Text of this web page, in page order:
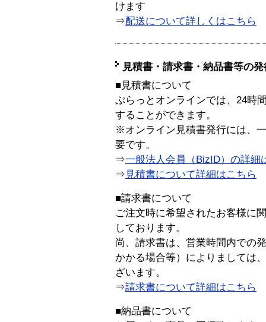
けます
⇒配送について詳しくはこちら
見積書・請求書・納品書等の
■見積書について
ぷらっとオンラインでは、24時
することができます。
※オンライン見積書発行には、
要です。
⇒一般法人会員（BizID）の詳細
⇒ 見積書について詳細はこちら
■請求書について
ご注文時に希望されたお客様に
しております。
尚、請求書は、営業時間内での
かかる場合等）によりましては
ざいます。
⇒請求書について詳細はこちら
■納品書について